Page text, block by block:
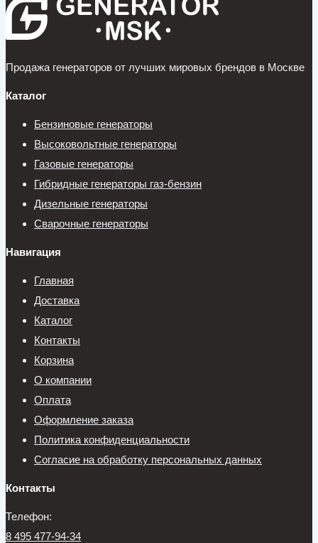
Продажа генераторов от лучших мировых брендов в Москве
Каталог
Бензиновые генераторы
Высоковольтные генераторы
Газовые генераторы
Гибридные генераторы газ-бензин
Дизельные генераторы
Сварочные генераторы
Навигация
Главная
Доставка
Каталог
Контакты
Корзина
О компании
Оплата
Оформление заказа
Политика конфиденциальности
Согласие на обработку персональных данных
Контакты
Телефон:
8 495 477-94-34